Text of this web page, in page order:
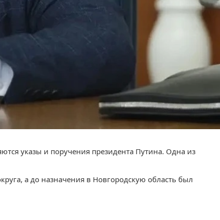
указы и поручения президента Путина. Одна из
а до назначения в Новгородскую область был